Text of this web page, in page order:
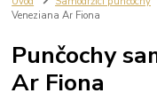
Veneziana Ar Fiona
Punčochy
Ar Fiona